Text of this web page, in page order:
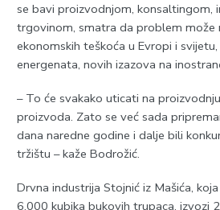
se bavi proizvodnjom, konsaltingom,
trgovinom, smatra da problem može
ekonomskih teškoća u Evropi i
energenata, novih izazova na
– To će svakako uticati na
proizvoda. Zato se već sada
dana naredne godine i dalje bili
tržištu – kaže Bodrožić.
Drvna industrija Stojnić iz Mašića,
6.000 kubika bukovih trupaca, izvozi